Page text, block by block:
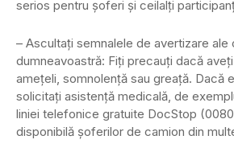
serios pentru șoferi și ceilalți
– Ascultați semnalele de avertizare ale
dumneavoastră: Fiți precauți dacă
amețeli, somnolență sau greață. Dacă
solicitați asistență medicală, de
liniei telefonice gratuite DocStop
disponibilă șoferilor de camion din